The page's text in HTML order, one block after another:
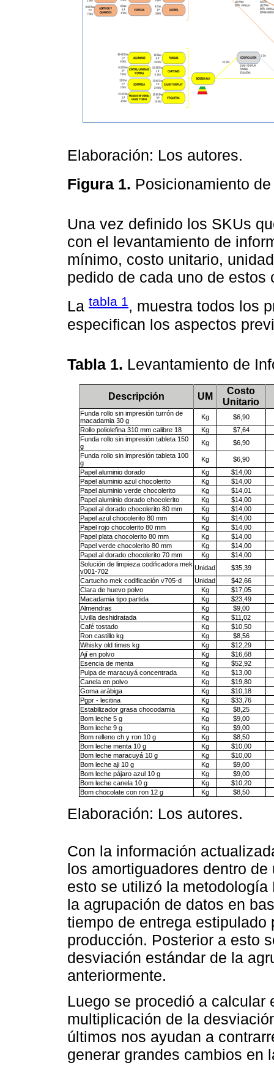
Elaboración: Los autores.
Figura 1. Posicionamiento
Una vez definido los SKUs
con el levantamiento de
mínimo, costo unitario,
pedido de cada uno de
La tabla 1, muestra todos los
especifican los aspectos
Tabla 1. Levantamiento de
Descripción UM
Costo
Unitario
Funda rollo sin impresión turrón de
macadamia 30 g
Kg
$6,90
Rollo poliolefina 310 mm calibre 18
Kg
$7,64
Funda rollo sin impresión tableta 150
g
Kg
$6,90
Funda rollo sin impresión tableta 100
g
Kg
$6,90
Papel aluminio dorado
Kg
$14,00
Papel aluminio azul chocolerito
Kg
$14,00
Papel aluminio verde chocolerito
Kg
$14,01
Papel aluminio dorado chocolerito
Kg
$14,00
Papel al dorado chocolerito 80 mm
Kg
$14,00
Papel azul chocolerito 80 mm
Kg
$14,00
Papel rojo chocolerito 80 mm
Kg
$14,00
Papel plata chocolerito 80 mm
Kg
$14,00
Papel verde chocolerito 80 mm
Kg
$14,00
Papel al dorado chocolerito 70 mm
Kg
$14,00
Solución de limpieza codificadora mek
v001-702
Unidad
$35,39
Cartucho mek codificación v705-d
Unidad
$42,66
Clara de huevo polvo
Kg
$17,05
Macadamia tipo partida
Kg
$23,49
Almendras
Kg
$9,00
Uvilla deshidratada
Kg
$11,02
Café tostado
Kg
$10,50
Ron castillo kg
Kg
$8,56
Whisky old times kg
Kg
$12,29
Ají en polvo
Kg
$16,68
Esencia de menta
Kg
$52,92
Pulpa de maracuyá concentrada
Kg
$13,00
Canela en polvo
Kg
$19,80
Goma arábiga
Kg
$10,18
Pgpr - lecitina
Kg
$33,76
Estabilizador grasa chocodamia
Kg
$8,25
Bom leche 5 g
Kg
$9,00
Bom leche 9 g
Kg
$9,00
Bom relleno ch y ron 10 g
Kg
$8,50
Bom leche menta 10 g
Kg
$10,00
Bom leche maracuyá 10 g
Kg
$10,00
Bom leche aji 10 g
Kg
$9,00
Bom leche pájaro azul 10 g
Kg
$9,00
Bom leche canela 10 g
Kg
$10,20
Bom chocolate con ron 12 g
Kg $8,50
Elaboración: Los autores.
Con la información
los amortiguadores dentro
esto se utilizó la
la agrupación de datos en
tiempo de entrega
producción. Posterior a esto
desviación estándar de la
anteriormente.
Luego se procedió a calcular
multiplicación de la
últimos nos ayudan a
generar grandes cambios en